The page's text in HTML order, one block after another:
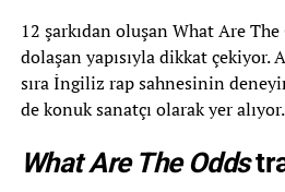
12 şarkıdan oluşan What Are
dolaşan yapısıyla dikkat çekiyor.
sıra İngiliz rap sahnesinin
de konuk sanatçı olarak yer alıyor.
What Are The Odds